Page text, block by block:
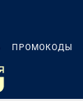
ПРОМОКОДЫ